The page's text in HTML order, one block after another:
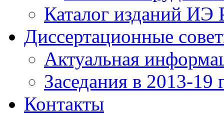
Каталог изданий ИЭ
Диссертационные
Актуальная
Заседания в 2013-19
Контакты